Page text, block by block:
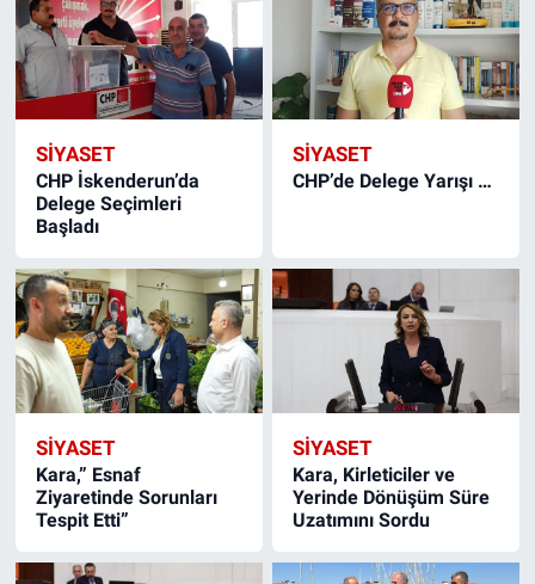
SIYASET
CHP İskenderun’da
Delege Seçimleri
Başladı
SIYASET
CHP’de Delege Yarışı …
SIYASET
Kara,” Esnaf
Ziyaretinde Sorunları
Tespit Etti”
SIYASET
Kara, Kirleticiler ve
Yerinde Dönüşüm Süre
Uzatımını Sordu